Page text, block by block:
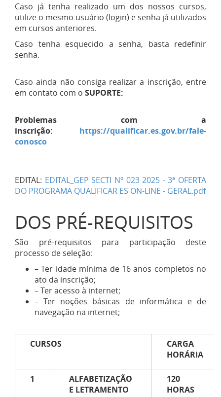
Caso já tenha realizado um dos nossos cursos,
utilize o mesmo usuário (login) e senha já utilizados
em cursos anteriores.
Caso tenha esquecido a senha, basta redefinir
senha.
Caso ainda não consiga realizar a inscrição, entre
em contato com o SUPORTE:
Problemas com a
inscrição: https://qualificar.es.gov.br/fale-
conosco
EDITAL: EDITAL_GEP SECTI Nº 023 2025 - 3ª OFERTA
DO PROGRAMA QUALIFICAR ES ON-LINE - GERAL.pdf
DOS PRÉ-REQUISITOS
São pré-requisitos para participação deste
processo de seleção:
– Ter idade mínima de 16 anos completos no
ato da inscrição;
– Ter acesso à internet;
– Ter noções básicas de informática e de
navegação na internet;
CURSOS
CARGA
HORÁRIA
1
ALFABETIZAÇÃO
E LETRAMENTO
120
HORAS